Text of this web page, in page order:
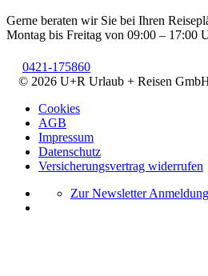
Gerne beraten wir Sie bei Ihren
Montag bis Freitag von 09:00 – 17:00
0421-175860
© 2026 U+R Urlaub + Reisen
Cookies
AGB
Impressum
Datenschutz
Versicherungsvertrag widerrufen
Zur Newsletter Anmeldung